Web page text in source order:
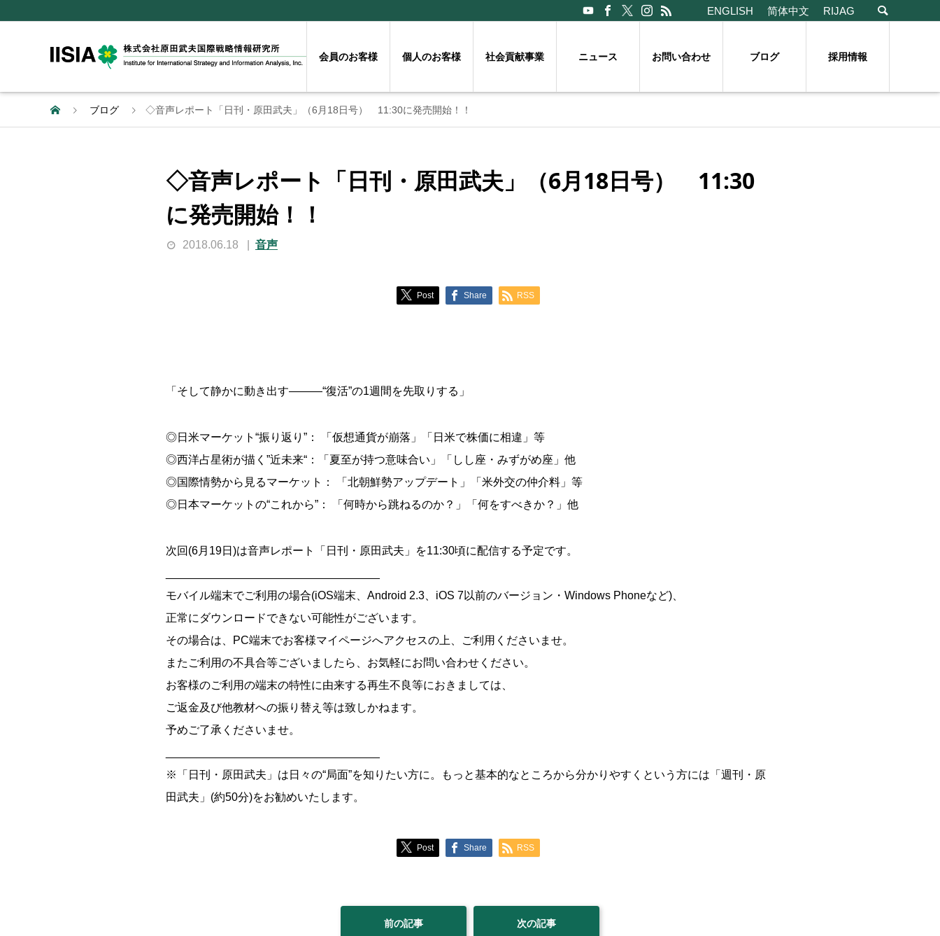
ENGLISH 简体中文 RIJAG
会員のお客様 個人のお客様 社会貢献事業 ニュース お問い合わせ ブログ 採用情報
ブログ ◇音声レポート「日刊・原田武夫」（6月18日号） 11:30に発売開始！！
◇音声レポート「日刊・原田武夫」（6月18日号） 11:30
に発売開始！！
2018.06.18 音声
Post Share RSS
「そして静かに動き出す―――“復活”の1週間を先取りする」
◎日米マーケット“振り返り”： 「仮想通貨が崩落」「日米で株価に相違」等
◎西洋占星術が描く”近未来“：「夏至が持つ意味合い」「しし座・みずがめ座」他
◎国際情勢から見るマーケット： 「北朝鮮勢アップデート」「米外交の仲介料」等
◎日本マーケットの“これから”： 「何時から跳ねるのか？」「何をすべきか？」他
次回(6月19日)は音声レポート「日刊・原田武夫」を11:30頃に配信する予定です。
モバイル端末でご利用の場合(iOS端末、Android 2.3、iOS 7以前のバージョン・Windows Phoneなど)、
正常にダウンロードできない可能性がございます。
その場合は、PC端末でお客様マイページへアクセスの上、ご利用くださいませ。
またご利用の不具合等ございましたら、お気軽にお問い合わせください。
お客様のご利用の端末の特性に由来する再生不良等におきましては、
ご返金及び他教材への振り替え等は致しかねます。
予めご了承くださいませ。
※「日刊・原田武夫」は日々の“局面”を知りたい方に。もっと基本的なところから分かりやすくという方には「週刊・原
田武夫」(約50分)をお勧めいたします。
Post Share RSS
前の記事 次の記事